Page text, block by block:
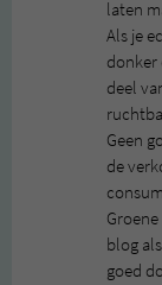
laten
Als je
donker
deel
Geen
de
blog
goed